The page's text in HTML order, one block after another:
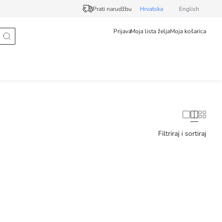
Prati narudžbu Hrvatska English
PrijavaMoja lista željaMoja košarica
Filtriraj i sortiraj